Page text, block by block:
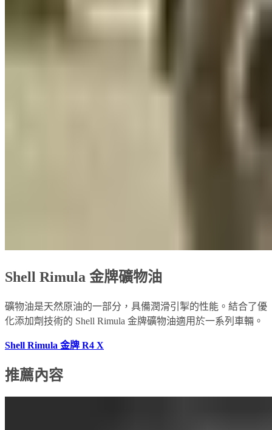
Shell Rimula 金牌礦物油
礦物油是天然原油的一部分，具備潤滑引掣的性能。結合了優
化添加劑技術的 Shell Rimula 金牌礦物油適用於一系列車輛。
Shell Rimula 金牌 R4 X
推薦內容